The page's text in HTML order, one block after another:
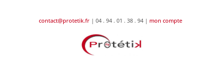
contact@protetik.fr | 04 . 94 . 01 . 38 . 94 | mon compte